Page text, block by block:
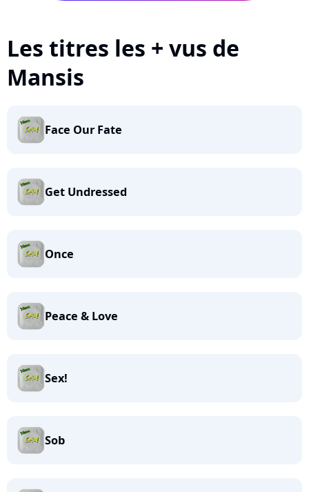
Les titres les + vus de
Mansis
Face Our Fate
Get Undressed
Once
Peace & Love
Sex!
Sob